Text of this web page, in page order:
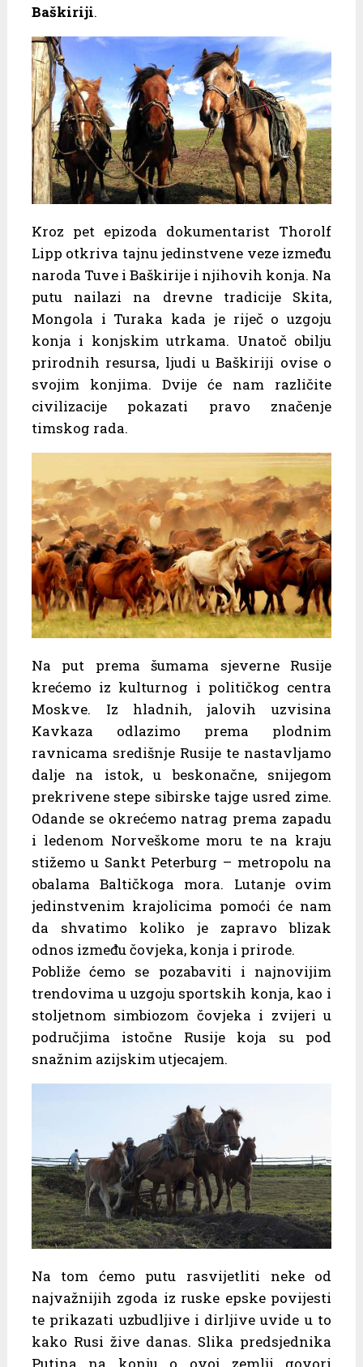
Baškiriji.
Kroz pet epizoda dokumentarist Thorolf
Lipp otkriva tajnu jedinstvene veze između
naroda Tuve i Baškirije i njihovih konja. Na
putu nailazi na drevne tradicije Skita,
Mongola i Turaka kada je riječ o uzgoju
konja i konjskim utrkama. Unatoč obilju
prirodnih resursa, ljudi u Baškiriji ovise o
svojim konjima. Dvije će nam različite
civilizacije pokazati pravo značenje
timskog rada.
Na put prema šumama sjeverne Rusije
krećemo iz kulturnog i političkog centra
Moskve. Iz hladnih, jalovih uzvisina
Kavkaza odlazimo prema plodnim
ravnicama središnje Rusije te nastavljamo
dalje na istok, u beskonačne, snijegom
prekrivene stepe sibirske tajge usred zime.
Odande se okrećemo natrag prema zapadu
i ledenom Norveškome moru te na kraju
stižemo u Sankt Peterburg – metropolu na
obalama Baltičkoga mora. Lutanje ovim
jedinstvenim krajolicima pomoći će nam
da shvatimo koliko je zapravo blizak
odnos između čovjeka, konja i prirode.
Pobliže ćemo se pozabaviti i najnovijim
trendovima u uzgoju sportskih konja, kao i
stoljetnom simbiozom čovjeka i zvijeri u
područjima istočne Rusije koja su pod
snažnim azijskim utjecajem.
Na tom ćemo putu rasvijetliti neke od
najvažnijih zgoda iz ruske epske povijesti
te prikazati uzbudljive i dirljive uvide u to
kako Rusi žive danas. Slika predsjednika